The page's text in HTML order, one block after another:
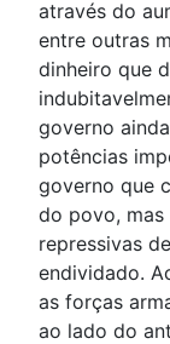
através do
entre outras
dinheiro que
governo
potências
governo que
do povo,
repressivas
endividado.
as forças
ao lado do